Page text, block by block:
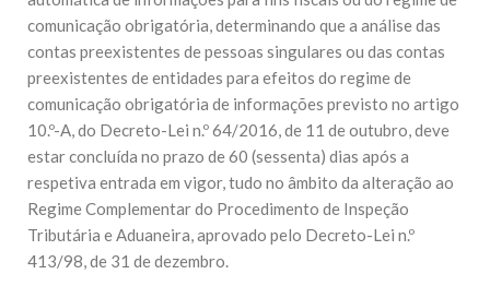
comunicação obrigatória, determinando que a análise das
contas preexistentes de pessoas singulares ou das contas
preexistentes de entidades para efeitos do regime de
comunicação obrigatória de informações previsto no artigo
10.º-A, do Decreto-Lei n.º 64/2016, de 11 de outubro, deve
estar concluída no prazo de 60 (sessenta) dias após a
respetiva entrada em vigor, tudo no âmbito da alteração ao
Regime Complementar do Procedimento de Inspeção
Tributária e Aduaneira, aprovado pelo Decreto-Lei n.º
413/98, de 31 de dezembro.